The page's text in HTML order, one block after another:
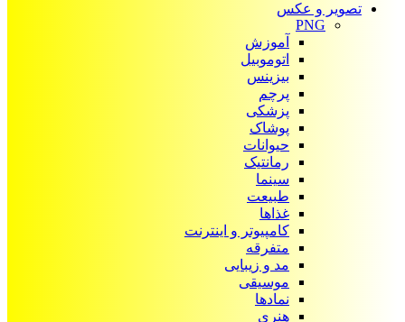
تصویر و عکس
PNG
آموزش
اتوموبیل
بیزینس
پرچم
پزشکی
پوشاک
حیوانات
رمانتیک
سینما
طبیعت
غذاها
کامپیوتر و اینترنت
متفرقه
مد و زیبایی
موسیقی
نمادها
هنری